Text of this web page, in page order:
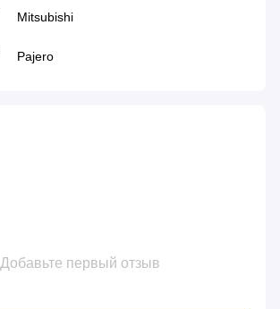
Mitsubishi
Pajero
Добавьте первый отзыв